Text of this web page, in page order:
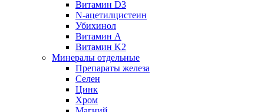
Витамин D3
N-ацетилцистеин
Убихинол
Витамин А
Витамин K2
Минералы отдельные
Препараты железа
Селен
Цинк
Хром